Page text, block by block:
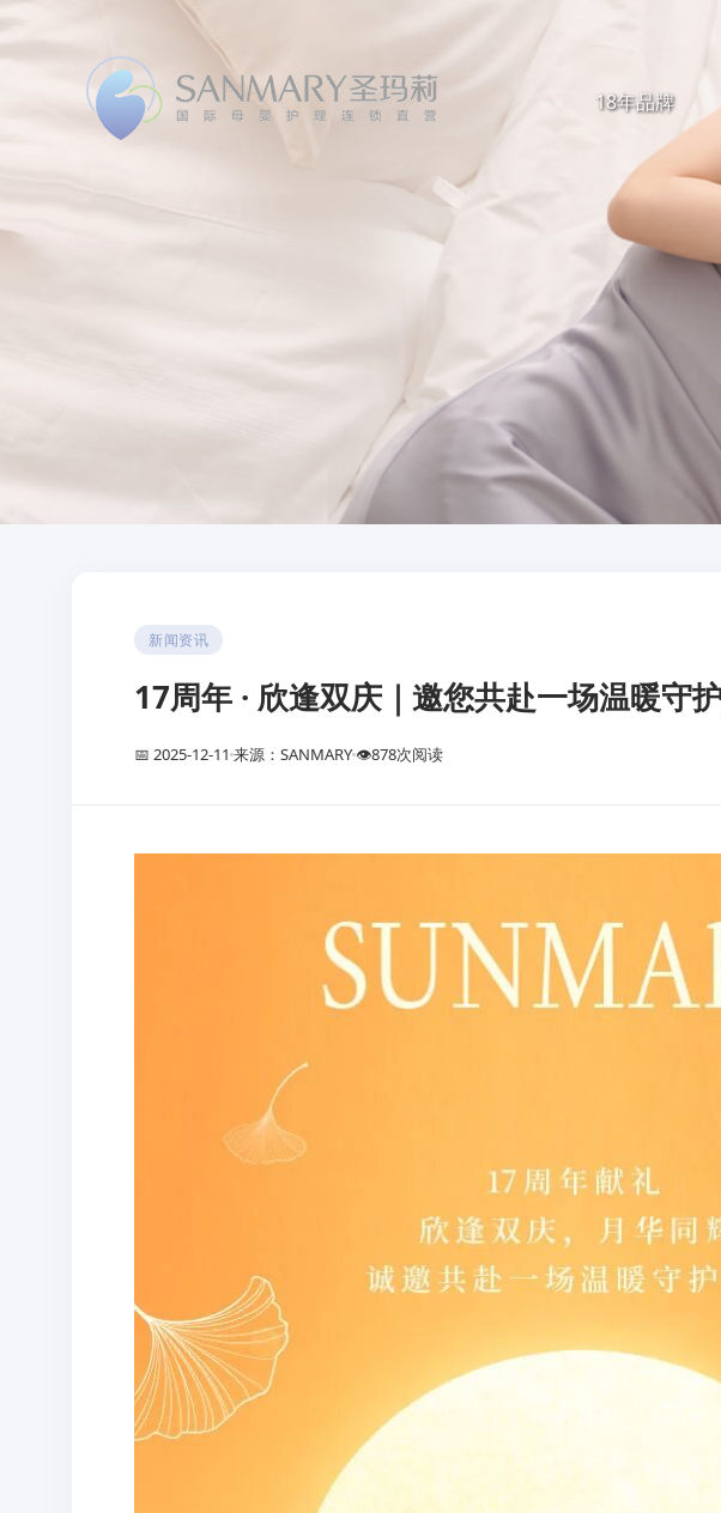
18年品牌
新闻资讯
17周年 · 欣逢双庆｜邀您共赴一场温暖守
📅 2025-12-11 来源：SANMARY 👁878次阅读